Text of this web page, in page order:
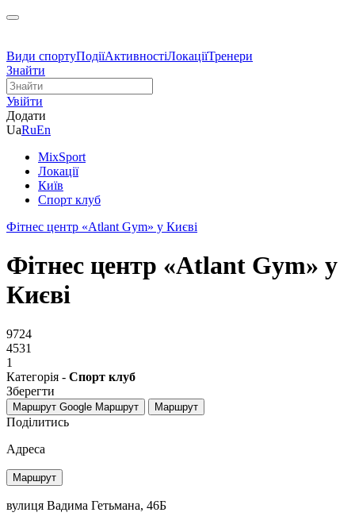
Види спортуПодіїАктивностіЛокаціїТренери
Знайти
Увійти
Додати
UaRuEn
MixSport
Локації
Київ
Спорт клуб
Фітнес центр «Atlant Gym» у Києві
Фітнес центр «Atlant Gym» у
Києві
9724
4531
1
Категорія - Спорт клуб
Зберегти
Маршрут Google Маршрут Маршрут
Поділитись
Адреса
Маршрут
вулиця Вадима Гетьмана, 46Б